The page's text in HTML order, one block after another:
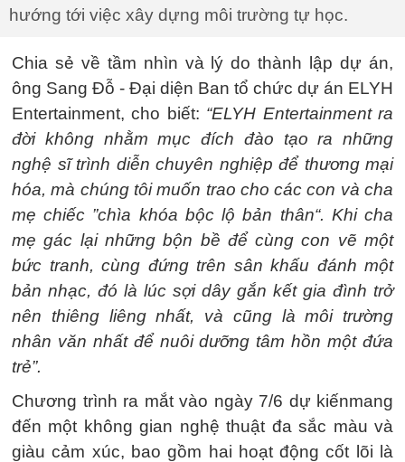
hướng tới việc xây dựng môi trường tự học.
Chia sẻ về tầm nhìn và lý do thành lập dự án,
ông Sang Đỗ - Đại diện Ban tổ chức dự án ELYH
Entertainment, cho biết: “ELYH Entertainment ra
đời không nhằm mục đích đào tạo ra những
nghệ sĩ trình diễn chuyên nghiệp để thương mại
hóa, mà chúng tôi muốn trao cho các con và cha
mẹ chiếc ”chìa khóa bộc lộ bản thân“. Khi cha
mẹ gác lại những bộn bề để cùng con vẽ một
bức tranh, cùng đứng trên sân khấu đánh một
bản nhạc, đó là lúc sợi dây gắn kết gia đình trở
nên thiêng liêng nhất, và cũng là môi trường
nhân văn nhất để nuôi dưỡng tâm hồn một đứa
trẻ”.
Chương trình ra mắt vào ngày 7/6 dự kiếnmang
đến một không gian nghệ thuật đa sắc màu và
giàu cảm xúc, bao gồm hai hoạt động cốt lõi là